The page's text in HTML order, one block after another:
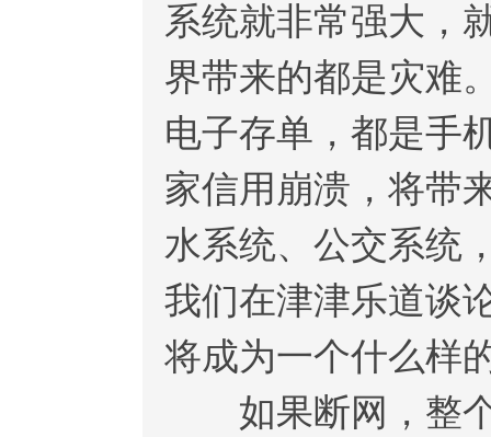
系统就非常强大，
界带来的都是灾难
电子存单，都是手
家信用崩溃，将带
水系统、公交系统
我们在津津乐道谈
将成为一个什么样
如果断网，整个